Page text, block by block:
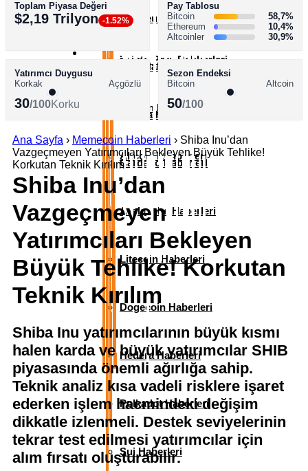
Ethereum Haberleri
XRP Haberleri
Solana Haberleri
Cardano Haberleri
Avalanche Haberleri
Litecoin Haberleri
Dogecoin Haberleri
Hedera Haberleri
Polkadot Haberleri
Sui Haberleri
AKADEMİ
Kripto Para Rehberleri
Bitcoin Rehberleri
Altcoin Rehberleri
SÖZLÜK
Toplam Piyasa Değeri
$2,19 Trilyon -1.52%
Pay Tablosu
Bitcoin
58,7%
Ethereum
10,4%
Altcoinler
30,9%
Yatırımcı Duygusu
Korkak
Açgözlü
30/100Korku
Sezon Endeksi
Bitcoin
Altcoin
50/100
Ana Sayfa › Memecoin Haberleri › Shiba Inu’dan
Vazgeçmeyen Yatırımcıları Bekleyen Büyük Tehlike!
Korkutan Teknik Kırılım
Shiba Inu’dan
Vazgeçmeyen
Yatırımcıları Bekleyen
Büyük Tehlike! Korkutan
Teknik Kırılım
Shiba Inu yatırımcılarının büyük kısmı
halen karda ve büyük yatırımcılar SHIB
piyasasında önemli ağırlığa sahip.
Teknik analiz kısa vadeli risklere işaret
ederken işlem hacmindeki değişim
dikkatle izlenmeli. Destek seviyelerinin
tekrar test edilmesi yatırımcılar için
alım fırsatı oluşturabilir.